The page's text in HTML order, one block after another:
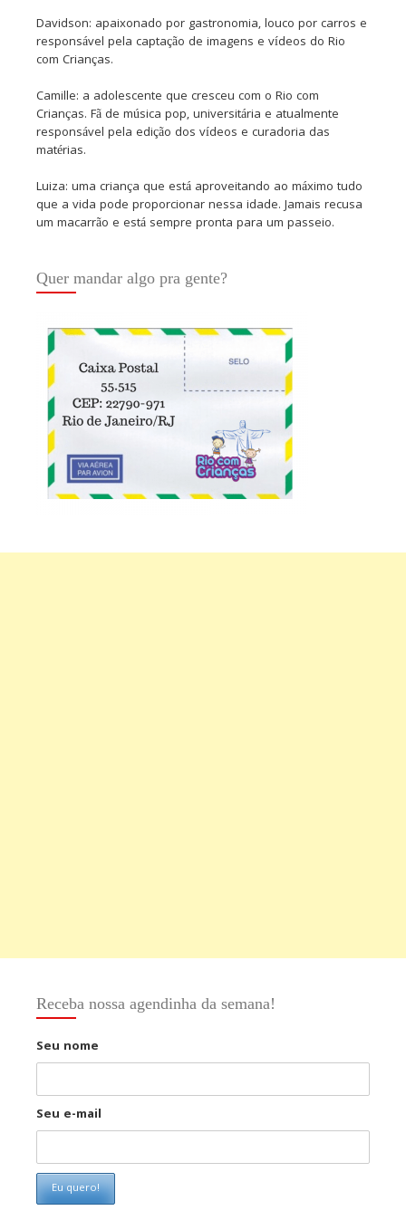
Davidson: apaixonado por gastronomia, louco por carros e
responsável pela captação de imagens e vídeos do Rio
com Crianças.
Camille: a adolescente que cresceu com o Rio com
Crianças. Fã de música pop, universitária e atualmente
responsável pela edição dos vídeos e curadoria das
matérias.
Luiza: uma criança que está aproveitando ao máximo tudo
que a vida pode proporcionar nessa idade. Jamais recusa
um macarrão e está sempre pronta para um passeio.
Quer mandar algo pra gente?
Receba nossa agendinha da semana!
Seu nome
Seu e-mail